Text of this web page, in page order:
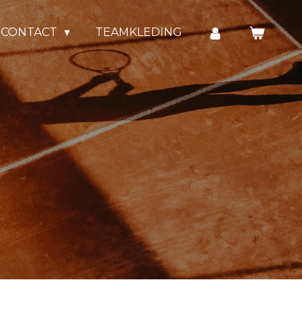
CONTACT TEAMKLEDING